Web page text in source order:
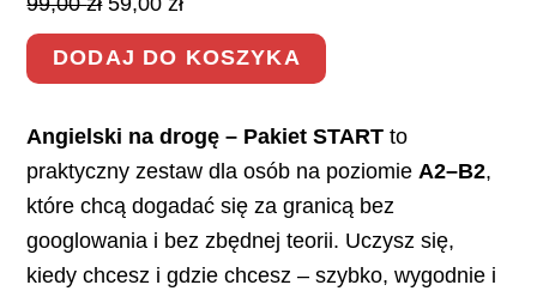
cena
wynosiła:
cena
wynosi:
DODAJ DO KOSZYKA
Angielski na drogę – Pakiet START to
praktyczny zestaw dla osób na poziomieA2–B2,
które chcą dogadać się za granicą bez
googlowania i bez zbędnej teorii. Uczysz się,
kiedy chcesz i gdzie chcesz – szybko, wygodnie i